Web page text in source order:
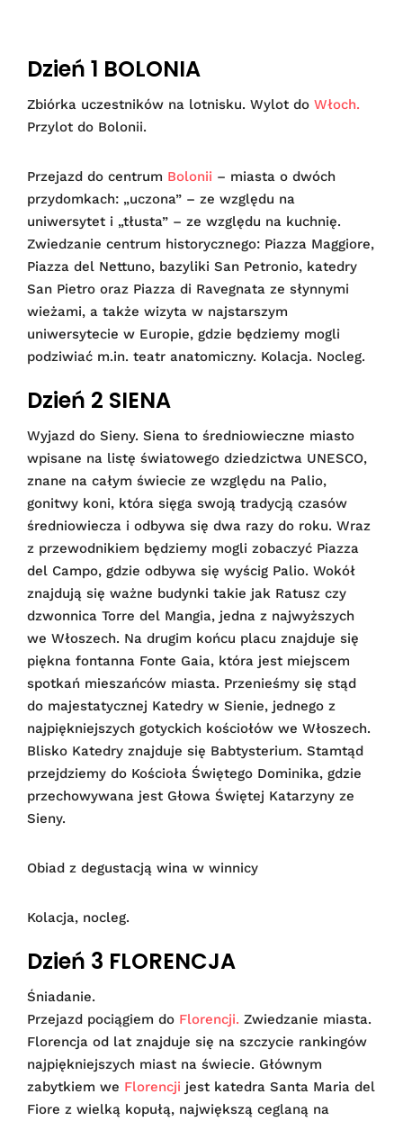
Dzień 1 BOLONIA
Zbiórka uczestników na lotnisku. Wylot do Włoch.
Przylot do Bolonii.
Przejazd do centrum Bolonii – miasta o dwóch
przydomkach: „uczona” – ze względu na
uniwersytet i „tłusta” – ze względu na kuchnię.
Zwiedzanie centrum historycznego: Piazza Maggiore,
Piazza del Nettuno, bazyliki San Petronio, katedry
San Pietro oraz Piazza di Ravegnata ze słynnymi
wieżami, a także wizyta w najstarszym
uniwersytecie w Europie, gdzie będziemy mogli
podziwiać m.in. teatr anatomiczny. Kolacja. Nocleg.
Dzień 2 SIENA
Wyjazd do Sieny. Siena to średniowieczne miasto
wpisane na listę światowego dziedzictwa UNESCO,
znane na całym świecie ze względu na Palio,
gonitwy koni, która sięga swoją tradycją czasów
średniowiecza i odbywa się dwa razy do roku. Wraz
z przewodnikiem będziemy mogli zobaczyć Piazza
del Campo, gdzie odbywa się wyścig Palio. Wokół
znajdują się ważne budynki takie jak Ratusz czy
dzwonnica Torre del Mangia, jedna z najwyższych
we Włoszech. Na drugim końcu placu znajduje się
piękna fontanna Fonte Gaia, która jest miejscem
spotkań mieszańców miasta. Przenieśmy się stąd
do majestatycznej Katedry w Sienie, jednego z
najpiękniejszych gotyckich kościołów we Włoszech.
Blisko Katedry znajduje się Babtysterium. Stamtąd
przejdziemy do Kościoła Świętego Dominika, gdzie
przechowywana jest Głowa Świętej Katarzyny ze
Sieny.
Obiad z degustacją wina w winnicy
Kolacja, nocleg.
Dzień 3 FLORENCJA
Śniadanie.
Przejazd pociągiem do Florencji. Zwiedzanie miasta.
Florencja od lat znajduje się na szczycie rankingów
najpiękniejszych miast na świecie. Głównym
zabytkiem we Florencji jest katedra Santa Maria del
Fiore z wielką kopułą, największą ceglaną na